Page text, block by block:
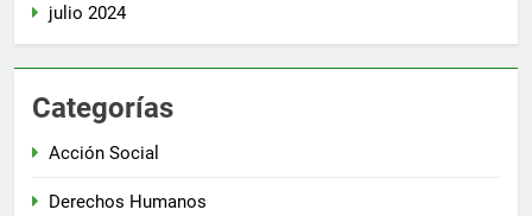
julio 2024
Categorías
Acción Social
Derechos Humanos